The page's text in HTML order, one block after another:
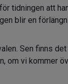
tidningen att
blir en
Sen finns
om vi kommer